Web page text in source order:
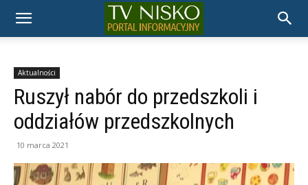
TELEWIZJA
NISKO
Aktualności
Ruszył nabór do przedszkoli i
oddziałów przedszkolnych
10 marca 2021